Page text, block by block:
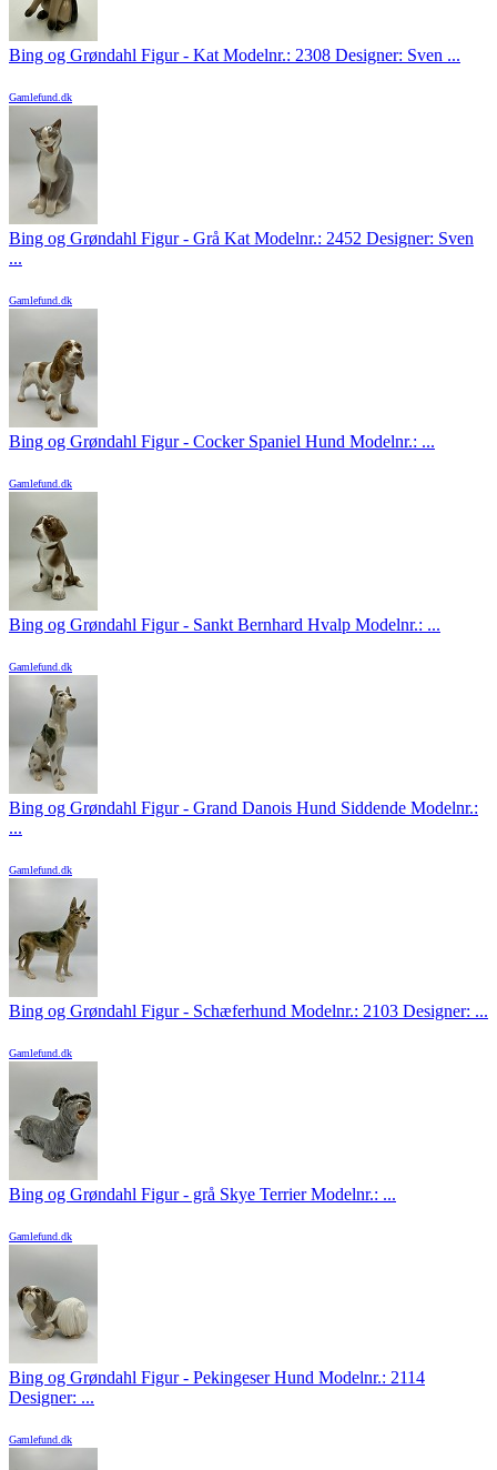
Bing og Grøndahl Figur - Kat Modelnr.: 2308 Designer: Sven ...
Gamlefund.dk
Bing og Grøndahl Figur - Grå Kat Modelnr.: 2452 Designer: Sven
...
Gamlefund.dk
Bing og Grøndahl Figur - Cocker Spaniel Hund Modelnr.: ...
Gamlefund.dk
Bing og Grøndahl Figur - Sankt Bernhard Hvalp Modelnr.: ...
Gamlefund.dk
Bing og Grøndahl Figur - Grand Danois Hund Siddende Modelnr.:
...
Gamlefund.dk
Bing og Grøndahl Figur - Schæferhund Modelnr.: 2103 Designer: ...
Gamlefund.dk
Bing og Grøndahl Figur - grå Skye Terrier Modelnr.: ...
Gamlefund.dk
Bing og Grøndahl Figur - Pekingeser Hund Modelnr.: 2114
Designer: ...
Gamlefund.dk